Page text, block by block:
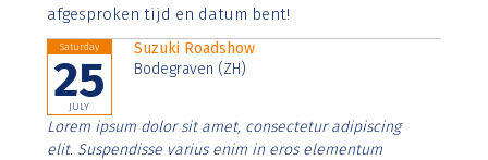
afgesproken tijd en datum bent!
Saturday
25
JULY
Suzuki Roadshow
Bodegraven (ZH)
Lorem ipsum dolor sit amet, consectetur adipiscing
elit. Suspendisse varius enim in eros elementum